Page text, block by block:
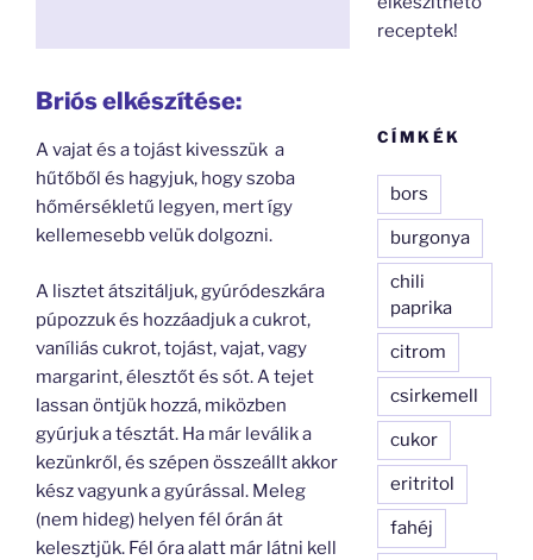
Briós elkészítése:
A vajat és a tojást kivesszük a
hűtőből és hagyjuk, hogy szoba
hőmérsékletű legyen, mert így
kellemesebb velük dolgozni.
A lisztet átszitáljuk, gyúródeszkára
púpozzuk és hozzáadjuk a cukrot,
vaníliás cukrot, tojást, vajat, vagy
margarint, élesztőt és sót. A tejet
lassan öntjük hozzá, miközben
gyúrjuk a tésztát. Ha már leválik a
kezünkről, és szépen összeállt akkor
kész vagyunk a gyúrással. Meleg
(nem hideg) helyen fél órán át
kelesztjük. Fél óra alatt már látni kell
receptek!
CÍMKÉK
bors
burgonya
chili
paprika
citrom
csirkemell
cukor
eritritol
fahéj